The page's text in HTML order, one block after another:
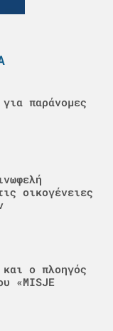
παράνομες
οικογένειες
ο πλοηγός
«MISJE